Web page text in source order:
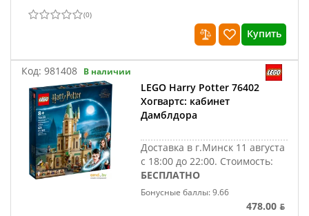
(0)
Купить
Код: 981408 В наличии
LEGO Harry Potter 76402
Хогвартс: кабинет
Дамблдора
Доставка в г.Минск 11 августа
с 18:00 до 22:00. Стоимость:
БЕСПЛАТНО
Бонусные баллы: 9.66
478.00 ƃ